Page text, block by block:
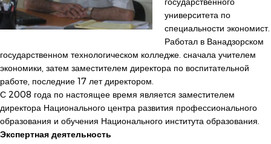
университета по
специальности экономист.
Работал в Ванадзорском
государственном технологическом колледже. сначала учителем
экономики, затем заместителем директора по воспитательной
работе, последние 17 лет директором.
С 2008 года по настоящее время является заместителем
директора Национального центра развития профессионального
образования и обучения Национального института образования.
Экспертная деятельность